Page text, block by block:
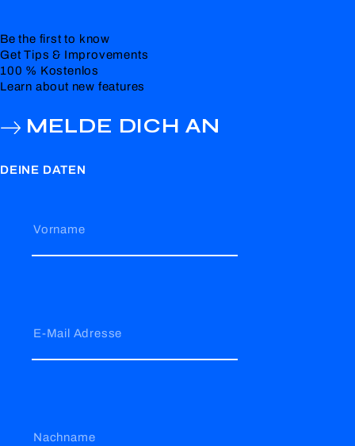
Be the first to know
Get Tips & Improvements
100 % Kostenlos
Learn about new features
MELDE DICH AN
DEINE DATEN
Vorname
E-Mail Adresse
Nachname